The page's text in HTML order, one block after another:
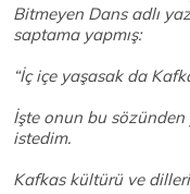
Bitmeyen Dans adlı
saptama yapmış:
“İç içe yaşasak da
İşte onun bu
istedim.
Kafkas kültürü ve dilleri